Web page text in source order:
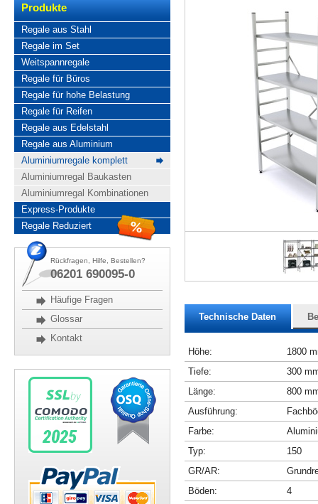
Produkte
Regale aus Stahl
Regale im Set
Weitspannregale
Regale für Büros
Regale für hohe Belastung
Regale für Reifen
Regale aus Edelstahl
Regale aus Aluminium
Aluminiumregale komplett
Aluminiumregal Baukasten
Aluminiumregal Kombinationen
Express-Produkte
Regale Reduziert
Rückfragen, Hilfe, Bestellen?
06201 690095-0
Häufige Fragen
Glossar
Kontakt
Technische Daten
Höhe:
1800
Tiefe:
300
Länge:
800
Ausführung:
Farbe:
Typ:
150
GR/AR:
Böden:
4